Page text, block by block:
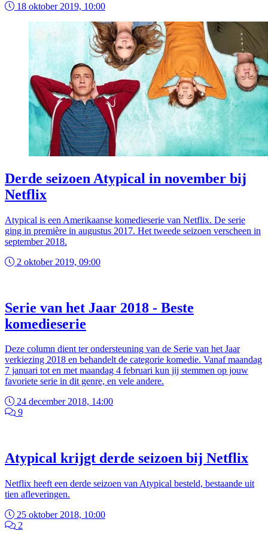
18 oktober 2019, 10:00
Derde seizoen Atypical in november bij
Netflix
Atypical is een Amerikaanse komedieserie van Netflix. De serie
ging in première in augustus 2017. Het tweede seizoen verscheen in
september 2018.
2 oktober 2019, 09:00
Serie van het Jaar 2018 - Beste
komedieserie
Deze column dient ter ondersteuning van de Serie van het Jaar
verkiezing 2018 en behandelt de categorie komedie. Vanaf maandag
7 januari tot en met maandag 4 februari kun jij stemmen op jouw
favoriete serie in dit genre, en vele andere.
24 december 2018, 14:00
9
Atypical krijgt derde seizoen bij Netflix
Netflix heeft een derde seizoen van Atypical besteld, bestaande uit
tien afleveringen.
25 oktober 2018, 10:00
2